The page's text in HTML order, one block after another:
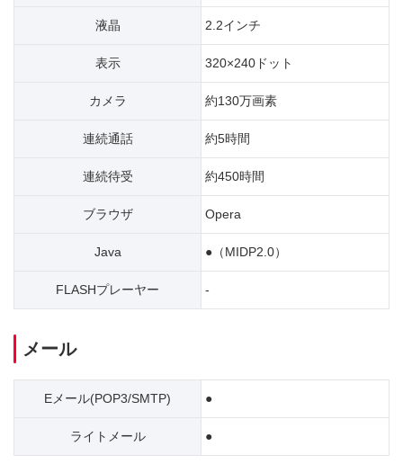
液晶 2.2インチ
表示 320×240ドット
カメラ 約130万画素
連続通話 約5時間
連続待受 約450時間
ブラウザ Opera
Java ●（MIDP2.0）
FLASHプレーヤー -
メール
Eメール(POP3/SMTP) ●
ライトメール ●